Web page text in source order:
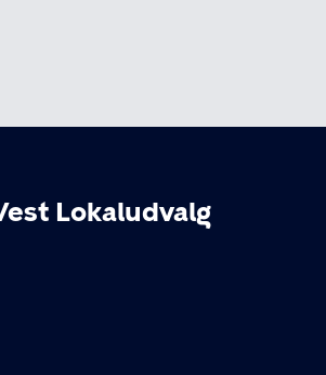
Lokaludvalg